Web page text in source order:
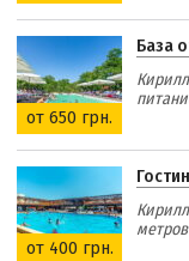
от 650 грн.
База
от 400 грн.